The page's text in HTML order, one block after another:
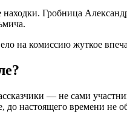
Гробница
.
на комиссию жуткое
— не сами
до настоящего времени не